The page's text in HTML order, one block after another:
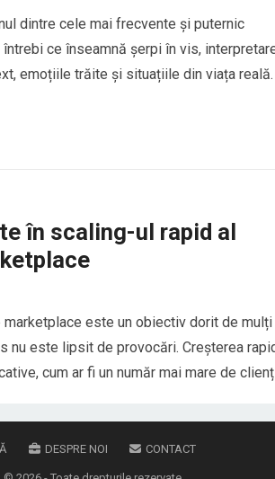
dintre cele mai frecvente și puternic
ce înseamnă șerpi în vis,
emoțiile trăite și situațiile din viața
în scaling-ul rapid al
marketplace este un obiectiv dorit de mulți
nu este lipsit de provocări. Creșterea
cum ar fi un număr mai mare de
DESPRE NOI CONTACT